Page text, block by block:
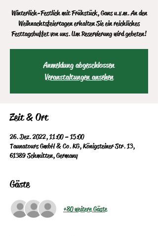
Winterlich-Festlich mit Frühstück, Gans u.v.m. An den
Weihnachtsfeiertagen erhalten Sie ein reichliches
Festtagsbuffet von uns. Um Reservierung wird gebeten!
Anmeldung abgeschlossen
Veranstaltungen ansehen
Zeit & Ort
26. Dez. 2022, 11:00 – 15:00
Taunatours GmbH & Co. KG, Königsteiner Str. 13,
61389 Schmitten, Germany
Gäste
+80 weitere Gäste